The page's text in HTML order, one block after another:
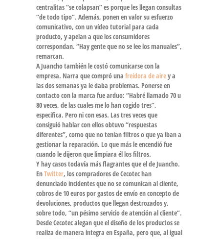
centralitas “se colapsan” es porque les llegan consultas
“de todo tipo”. Además, ponen en valor su esfuerzo
comunicativo, con unvídeo tutorialpara cada
producto, y apelan a que los consumidores
correspondan. “Hay gente que no se lee losmanuales”,
remarcan.
A Juancho también le costó comunicarse con la
empresa. Narra que compró una freidora de airey a
las dos semanas ya le daba problemas. Ponerse en
contacto con la marca fue arduo: “Habré llamado 70 u
80 veces, de las cuales me lo han cogido tres”,
especifica. Pero ni con esas. Las tres veces que
consiguió hablar con ellos obtuvo “respuestas
diferentes”, como que no teníanfiltroso que ya iban a
gestionar la reparación. Lo que más le encendió fue
cuando le dijeron que limpiara él los filtros.
Y hay casos todavía más flagrantes que el de Juancho.
EnTwitter, los compradores de Cecotec han
denunciado incidentes que no se comunican al cliente,
cobros de 10 euros por gastos de envío en concepto de
devoluciones, productos que llegan destrozados y,
sobre todo, “unpésimo servicio de atención al cliente”.
Desde Cecotec alegan que el diseño de los productos se
realiza de manera íntegra en España, pero que, al igual